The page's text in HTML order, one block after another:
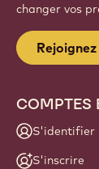
changer vos
COMPTES
S'identifier
S'inscrire